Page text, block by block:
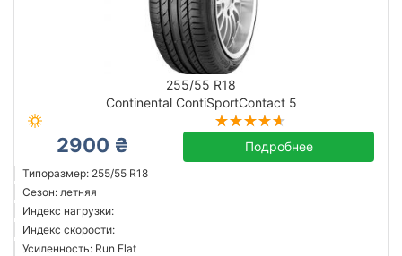
255/55 R18
Continental ContiSportContact 5
2900 ₴ Подробнее
Типоразмер: 255/55 R18
Сезон: летняя
Индекс нагрузки:
Индекс скорости:
Усиленность: Run Flat